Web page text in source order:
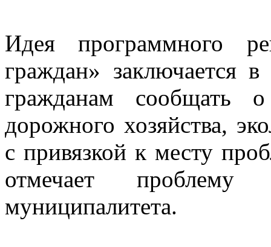
Идея программного
граждан» заключается
гражданам
дорожного хозяйства,
с привязкой к месту
отмечает проблему
муниципалитета.